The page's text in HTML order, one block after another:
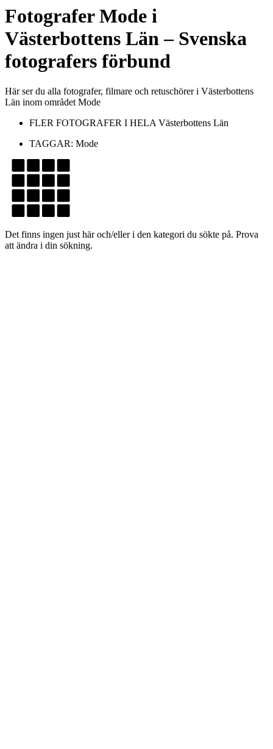
FotograferMode i
Västerbottens Län– Svenska
fotografers förbund
Här ser du alla fotografer, filmare och retuschörer i Västerbottens
Län inom området Mode
FLER FOTOGRAFER I HELA Västerbottens Län
TAGGAR: Mode
Det finns ingen just här och/eller i den kategori du sökte på. Prova
att ändra i din sökning.